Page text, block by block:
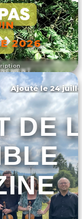
2026
Ajouté le 24
DE